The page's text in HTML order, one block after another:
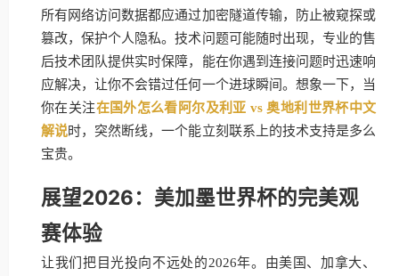
所有网络访问数据都应通过加密隧道传输，防止被窥探或
篡改，保护个人隐私。技术问题可能随时出现，专业的售
后技术团队提供实时保障，能在你遇到连接问题时迅速响
应解决，让你不会错过任何一个进球瞬间。想象一下，当
你在关注在国外怎么看阿尔及利亚 vs 奥地利世界杯中文
解说时，突然断线，一个能立刻联系上的技术支持是多么
宝贵。
展望2026：美加墨世界杯的完美观
赛体验
让我们把目光投向不远处的2026年。由美国、加拿大、